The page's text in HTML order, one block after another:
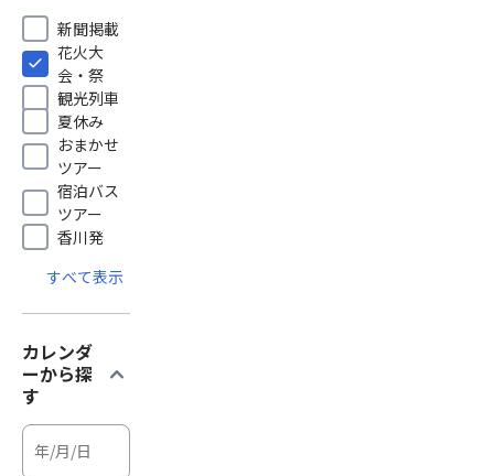
新聞掲載
花火大
会・祭
観光列車
夏休み
おまかせ
ツアー
宿泊バス
ツアー
香川発
すべて表示
カレンダ
ーから探
す
expand_more